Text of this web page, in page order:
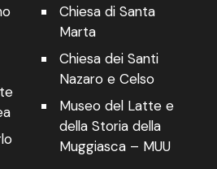
Chiesa di Santa
Marta
Chiesa dei Santi
Nazaro e Celso
Museo del Latte e
della Storia della
Muggiasca – MUU